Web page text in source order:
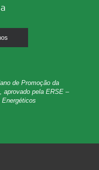
de Promoção da
aprovado pela ERSE –
Energéticos